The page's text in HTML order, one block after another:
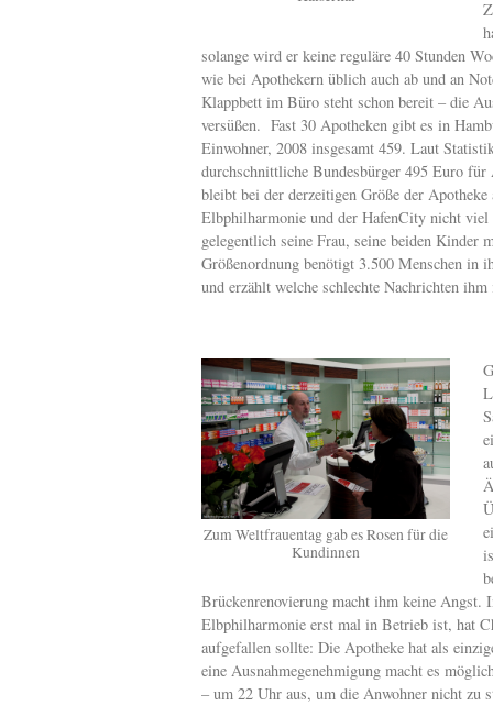
solange wird er keine reguläre 40 Stunden
wie bei Apothekern üblich auch ab und an
Klappbett im Büro steht schon bereit – die
versüßen. Fast 30 Apotheken gibt es in
Einwohner, 2008 insgesamt 459. Laut
durchschnittliche Bundesbürger 495 Euro
bleibt bei der derzeitigen Größe der Apotheke
Elbphilharmonie und der HafenCity nicht
gelegentlich seine Frau, seine beiden Kinder
Größenordnung benötigt 3.500 Menschen in
und erzählt welche schlechte Nachrichten
Zum Weltfrauentag gab es Rosen für die
Kundinnen
Brückenrenovierung macht ihm keine Angst.
Elbphilharmonie erst mal in Betrieb ist, hat
aufgefallen sollte: Die Apotheke hat als
eine Ausnahmegenehmigung macht es
– um 22 Uhr aus, um die Anwohner nicht zu